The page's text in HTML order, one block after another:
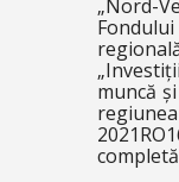
„Nord-
muncă